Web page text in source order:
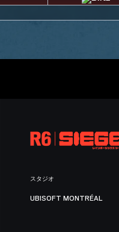
スタジオ
UBISOFT MONTRÉAL